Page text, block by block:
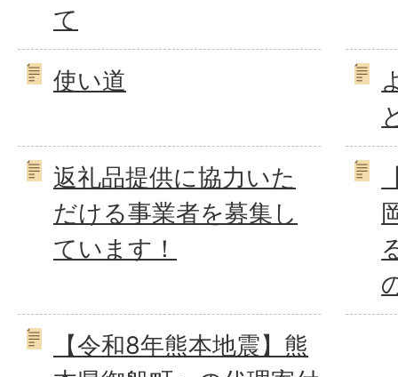
て
使い道
返礼品提供に協力いた
だける事業者を募集し
ています！
【令和8年熊本地震】熊